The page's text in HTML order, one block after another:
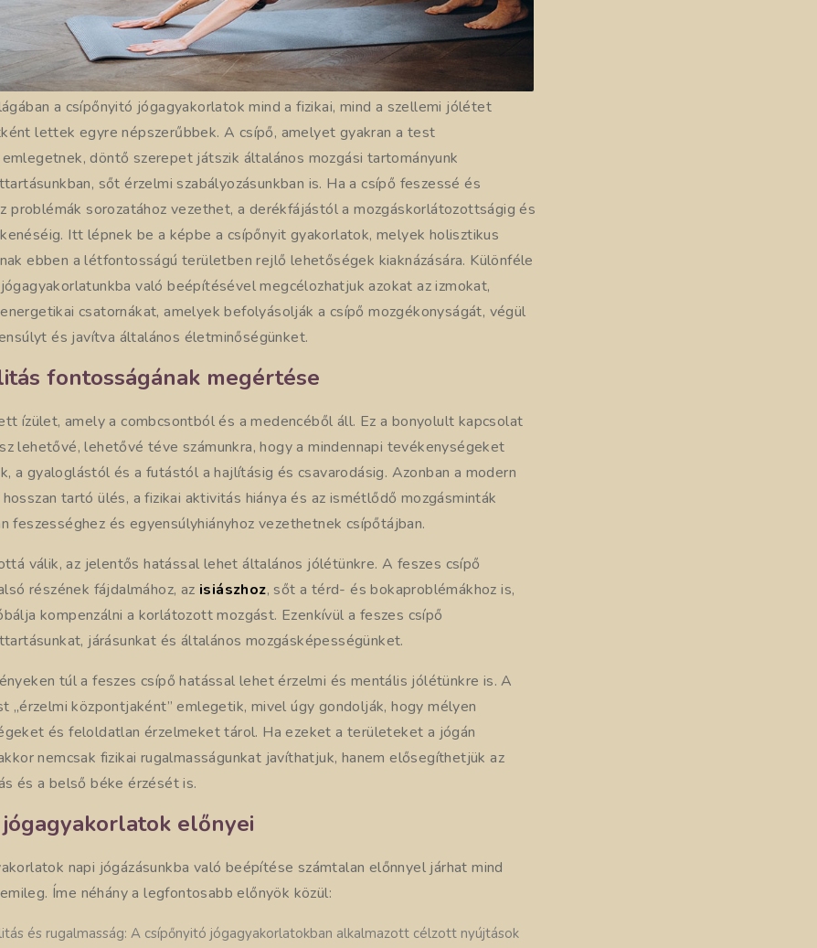
a csípőnyitó jógagyakorlatok mind a fizikai, mind a szellemi jólétet
lettek egyre népszerűbbek. A csípő, amelyet gyakran a test
döntő szerepet játszik általános mozgási tartományunk
sőt érzelmi szabályozásunkban is. Ha a csípő feszessé és
problémák sorozatához vezethet, a derékfájástól a mozgáskorlátozottságig és
Itt lépnek be a képbe a csípőnyit gyakorlatok, melyek holisztikus
ebben a létfontosságú területben rejlő lehetőségek kiaknázására. Különféle
való beépítésével megcélozhatjuk azokat az izmokat,
csatornákat, amelyek befolyásolják a csípő mozgékonyságát, végül
és javítva általános életminőségünket.
fontosságának megértése
ízület, amely a combcsontból és a medencéből áll. Ez a bonyolult kapcsolat
lehetővé, lehetővé téve számunkra, hogy a mindennapi tevékenységeket
a gyaloglástól és a futástól a hajlításig és csavarodásig. Azonban a modern
tartó ülés, a fizikai aktivitás hiánya és az ismétlődő mozgásminták
feszességhez és egyensúlyhiányhoz vezethetnek csípőtájban.
válik, az jelentős hatással lehet általános jólétünkre. A feszes csípő
részének fájdalmához, az isiászhoz, sőt a térd- és bokaproblémákhoz is,
kompenzálni a korlátozott mozgást. Ezenkívül a feszes csípő
járásunkat és általános mozgásképességünket.
túl a feszes csípő hatással lehet érzelmi és mentális jólétünkre is. A
„érzelmi központjaként” emlegetik, mivel úgy gondolják, hogy mélyen
és feloldatlan érzelmeket tárol. Ha ezeket a területeket a jógán
nemcsak fizikai rugalmasságunkat javíthatjuk, hanem elősegíthetjük az
és a belső béke érzését is.
előnyei
napi jógázásunkba való beépítése számtalan előnnyel járhat mind
Íme néhány a legfontosabb előnyök közül:
és rugalmasság: A csípőnyitó jógagyakorlatokban alkalmazott célzott nyújtások